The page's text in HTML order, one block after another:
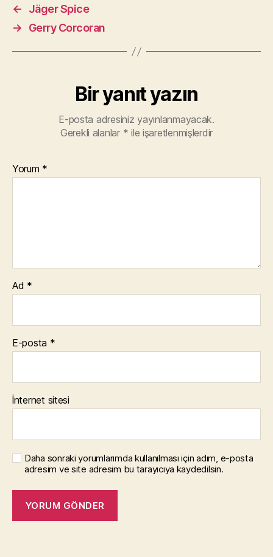
←
Jäger Spice
→
Gerry Corcoran
Bir yanıt yazın
E-posta adresiniz yayınlanmayacak.
Gerekli alanlar * ile işaretlenmişlerdir
Yorum *
Ad *
E-posta *
İnternet sitesi
Daha sonraki yorumlarımda kullanılması için adım, e-posta
adresim ve site adresim bu tarayıcıya kaydedilsin.